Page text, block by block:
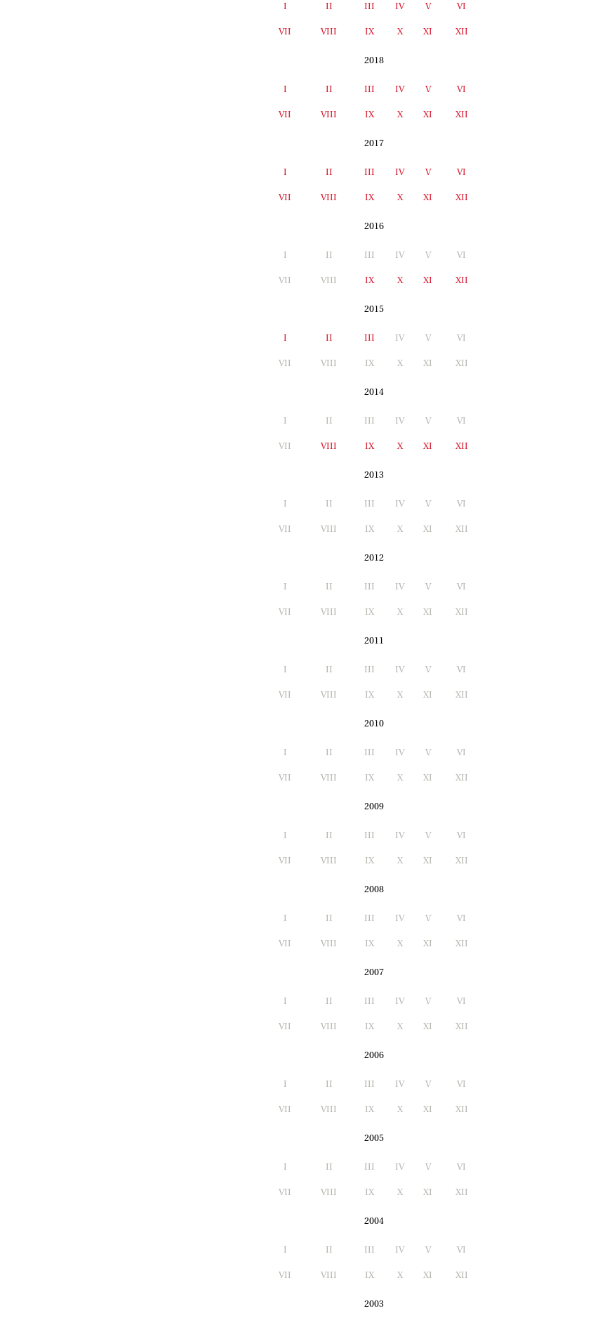
I II III IV V VI
VII VIII IX X XI XII
2018
I II III IV V VI
VII VIII IX X XI XII
2017
I II III IV V VI
VII VIII IX X XI XII
2016
I II III IV V VI
VII VIII IX X XI XII
2015
I II III IV V VI
VII VIII IX X XI XII
2014
I II III IV V VI
VII VIII IX X XI XII
2013
I II III IV V VI
VII VIII IX X XI XII
2012
I II III IV V VI
VII VIII IX X XI XII
2011
I II III IV V VI
VII VIII IX X XI XII
2010
I II III IV V VI
VII VIII IX X XI XII
2009
I II III IV V VI
VII VIII IX X XI XII
2008
I II III IV V VI
VII VIII IX X XI XII
2007
I II III IV V VI
VII VIII IX X XI XII
2006
I II III IV V VI
VII VIII IX X XI XII
2005
I II III IV V VI
VII VIII IX X XI XII
2004
I II III IV V VI
VII VIII IX X XI XII
2003